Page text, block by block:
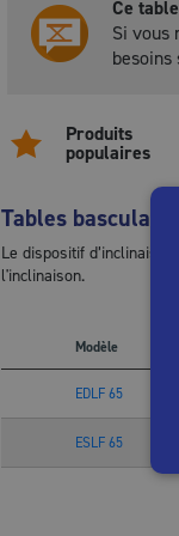
dispositif d'arrêt
Système
Cadre de sécurité
Aucun besoin de
Adaptation aisée
spécifiques.
Manuel
Ce
Si vous
besoins
Produits
populaires
Tables basculantes
Le dispositif
l'inclinaison.
Modèle
EDLF 65
ESLF 65